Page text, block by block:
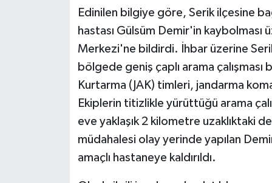
Edinilen bilgiye göre, Serik ilçesine
hastası Gülsüm Demir'in kaybolması
Merkezi'ne bildirdi. İhbar üzerine
bölgede geniş çaplı arama çalışması
Kurtarma (JAK) timleri, jandarma
Ekiplerin titizlikle yürüttüğü arama
eve yaklaşık 2 kilometre uzaklıktaki
müdahalesi olay yerinde yapılan
amaçlı hastaneye kaldırıldı.